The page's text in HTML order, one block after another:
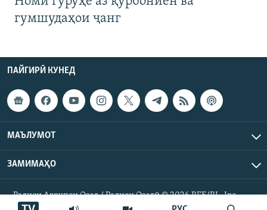
гумшудаҳои ҷанг
ПАЙГИРӢ КУНЕД
МАЪЛУМОТ
ЗАМИМАҲО
Радиои Аврупои Озод / Радиои Озодӣ © 2026 RFE/RL. Inc.
Ҳамаи ҳуқуқ маҳфуз аст.